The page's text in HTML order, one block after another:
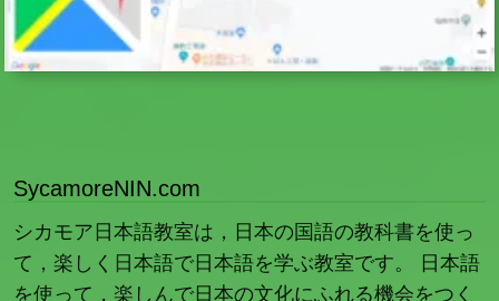
SycamoreNIN.com
シカモア日本語教室は，日本の国語の教科書を使っ
て，楽しく日本語で日本語を学ぶ教室です。 日本語
を使って，楽しんで日本の文化にふれる機会をつく